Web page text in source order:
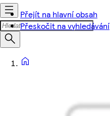
Přejít na hlavní obsah
Přeskočit na vyhledávání